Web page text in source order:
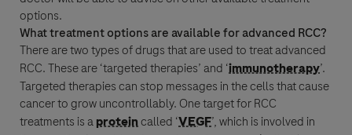
options.
What treatment options are available for advanced RCC?
There are two types of drugs that are used to treat advanced
RCC. These are ‘targeted therapies’ and ‘immunotherapy’.
Targeted therapies can stop messages in the cells that cause
cancerto grow uncontrollably. One target forRCC
treatments is aproteincalled ‘VEGF’, which is involved in